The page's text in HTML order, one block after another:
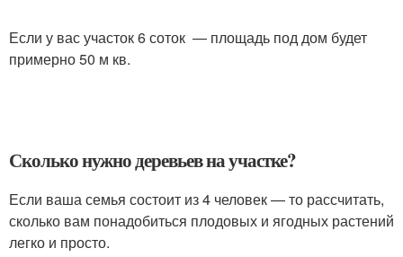
Если у вас участок 6 соток — площадь под дом будет
примерно 50 м кв.
Сколько нужно деревьев на участке?
Если ваша семья состоит из 4 человек — то рассчитать,
сколько вам понадобиться плодовых и ягодных растений
легко и просто.